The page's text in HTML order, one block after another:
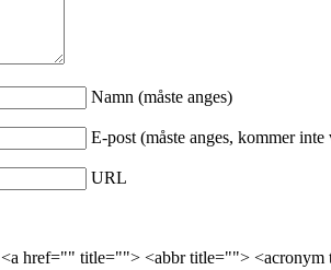
Namn (måste anges)
E-post (måste anges, kommer inte
URL
<a href="" title=""> <abbr title=""> <acronym